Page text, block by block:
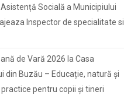
Socială a Municipiului
Inspector de specialitate si
de Vară 2026 la Casa
din Buzău – Educație, natură și
pentru copii și tineri